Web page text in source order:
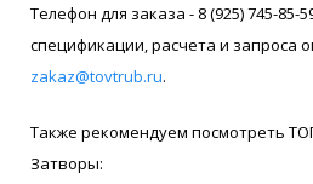
Телефон для заказа - 8 (925) 745-85-
спецификации, расчета и запроса
zakaz@tovtrub.ru.
Также рекомендуем посмотреть
Затворы: